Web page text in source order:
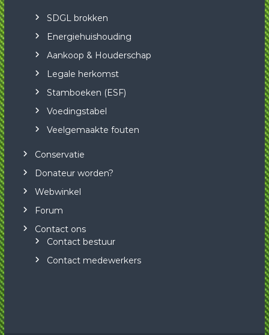
SDGL brokken
Energiehuishouding
Aankoop & Houderschap
Legale herkomst
Stamboeken (ESF)
Voedingstabel
Veelgemaakte fouten
Conservatie
Donateur worden?
Webwinkel
Forum
Contact ons
Contact bestuur
Contact medewerkers